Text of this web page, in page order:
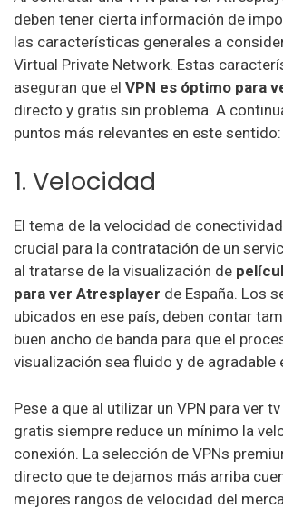
deben tener cierta información de
las características generales a
Virtual Private Network. Estas
aseguran que el VPN es óptimo para
directo y gratis sin problema. A
puntos más relevantes en este sentido:
1. Velocidad
El tema de la velocidad de
crucial para la contratación de un
al tratarse de la visualización de
para ver Atresplayer de España. Los
ubicados en ese país, deben contar
buen ancho de banda para que el
visualización sea fluido y de agradable
Pese a que al utilizar un VPN para ver
gratis siempre reduce un mínimo la
conexión. La selección de VPNs
directo que te dejamos más arriba
mejores rangos de velocidad del